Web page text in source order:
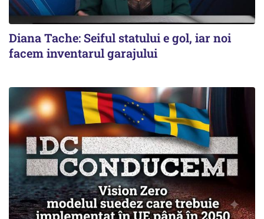
Diana Tache: Seiful statului e gol, iar noi
facem inventarul garajului